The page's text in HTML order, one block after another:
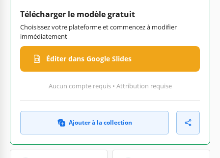
Télécharger le modèle gratuit
Choisissez votre plateforme et commencez à modifier
immédiatement
Éditer dans Google Slides
Aucun compte requis • Attribution requise
Ajouter à la collection